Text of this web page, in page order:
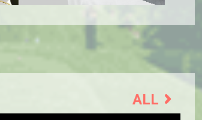
ALL